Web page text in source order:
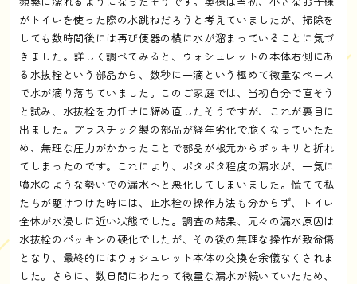
がトイレを使った際の水跳ねだろうと考えていましたが、掃除を
しても数時間後には再び便器の横に水が溜まっていることに気づ
きました。詳しく調べてみると、ウォシュレットの本体右側にあ
る水抜栓という部品から、数秒に一滴という極めて微量なペース
で水が滴り落ちていました。このご家庭では、当初自分で直そう
と試み、水抜栓を力任せに締め直したそうですが、これが裏目に
出ました。プラスチック製の部品が経年劣化で脆くなっていたた
め、無理な圧力がかかったことで部品が根元からポッキリと折れ
てしまったのです。これにより、ポタポタ程度の漏水が、一気に
噴水のような勢いでの漏水へと悪化してしまいました。慌てて私
たちが駆けつけた時には、止水栓の操作方法も分からず、トイレ
全体が水浸しに近い状態でした。調査の結果、元々の漏水原因は
水抜栓のパッキンの硬化でしたが、その後の無理な操作が致命傷
となり、最終的にはウォシュレット本体の交換を余儀なくされま
した。さらに、数日間にわたって微量な漏水が続いていたため、